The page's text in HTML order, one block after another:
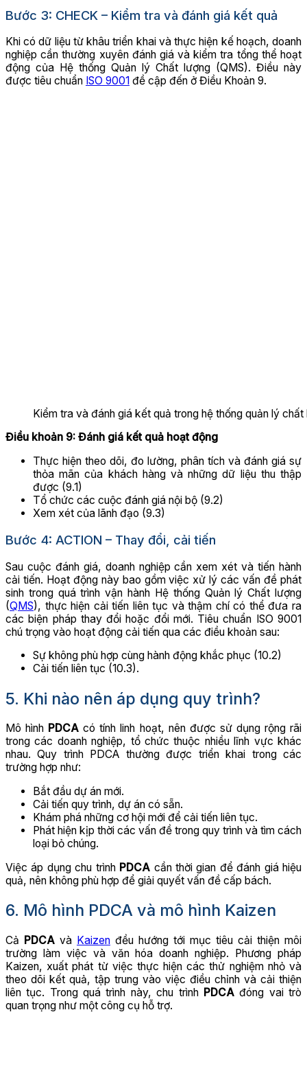
Bước 3: CHECK – Kiểm tra và đánh giá kết quả
Khi có dữ liệu từ khâu triển khai và thực hiện kế hoạch, doanh
nghiệp cần thường xuyên đánh giá và kiểm tra tổng thể hoạt
động của Hệ thống Quản lý Chất lượng (QMS). Điều này
được tiêu chuẩn ISO 9001 đề cập đến ở Điều Khoản 9.
Kiểm tra và đánh giá kết quả trong hệ thống quản lý chất
Điều khoản 9: Đánh giá kết quả hoạt động
Thực hiện theo dõi, đo lường, phân tích và đánh giá sự
thỏa mãn của khách hàng và những dữ liệu thu thập
được (9.1)
Tổ chức các cuộc đánh giá nội bộ (9.2)
Xem xét của lãnh đạo (9.3)
Bước 4: ACTION – Thay đổi, cải tiến
Sau cuộc đánh giá, doanh nghiệp cần xem xét và tiến hành
cải tiến. Hoạt động này bao gồm việc xử lý các vấn đề phát
sinh trong quá trình vận hành Hệ thống Quản lý Chất lượng
(QMS), thực hiện cải tiến liên tục và thậm chí có thể đưa ra
các biện pháp thay đổi hoặc đổi mới. Tiêu chuẩn ISO 9001
chú trọng vào hoạt động cải tiến qua các điều khoản sau:
Sự không phù hợp cùng hành động khắc phục (10.2)
Cải tiến liên tục (10.3).
5. Khi nào nên áp dụng quy trình?
Mô hình PDCA có tính linh hoạt, nên được sử dụng rộng rãi
trong các doanh nghiệp, tổ chức thuộc nhiều lĩnh vực khác
nhau. Quy trình PDCA thường được triển khai trong các
trường hợp như:
Bắt đầu dự án mới.
Cải tiến quy trình, dự án có sẵn.
Khám phá những cơ hội mới để cải tiến liên tục.
Phát hiện kịp thời các vấn đề trong quy trình và tìm cách
loại bỏ chúng.
Việc áp dụng chu trìnhPDCA cần thời gian để đánh giá hiệu
quả, nên không phù hợp để giải quyết vấn đề cấp bách.
6. Mô hình PDCA và mô hình Kaizen
Cả PDCA và Kaizen đều hướng tới mục tiêu cải thiện môi
trường làm việc và văn hóa doanh nghiệp. Phương pháp
Kaizen, xuất phát từ việc thực hiện các thử nghiệm nhỏ và
theo dõi kết quả, tập trung vào việc điều chỉnh và cải thiện
liên tục. Trong quá trình này, chu trình PDCAđóng vai trò
quan trọng như một công cụ hỗ trợ.